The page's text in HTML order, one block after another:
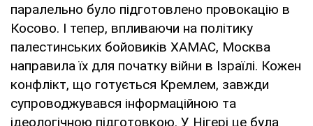
паралельно було підготовлено провокацію в
Косово. І тепер, впливаючи на політику
палестинських бойовиків ХАМАС, Москва
направила їх для початку війни в Ізраїлі. Кожен
конфлікт, що готується Кремлем, завжди
супроводжувався інформаційною та
ідеологічною підготовкою. У Нігері це була